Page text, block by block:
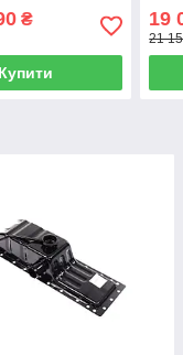
₴
Купити
19
21